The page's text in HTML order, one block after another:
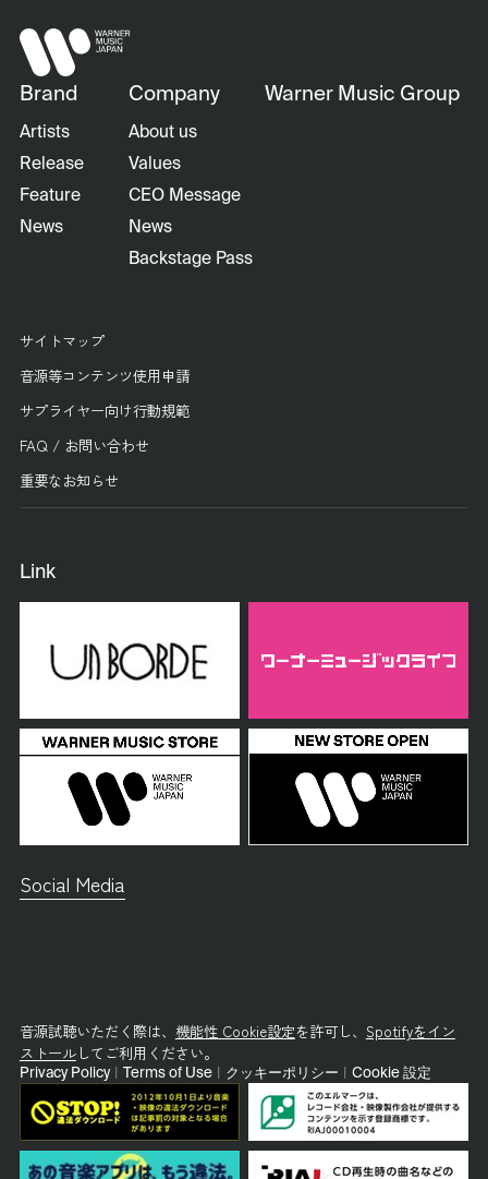
Brand
Artists
Release
Feature
News
Company
About us
Values
CEO Message
News
Backstage Pass
Warner Music Group
サイトマップ
音源等コンテンツ使用申請
サプライヤー向け行動規範
FAQ / お問い合わせ
重要なお知らせ
Link
Social Media
音源試聴いただく際は、 機能性 Cookie設定を許可し、 Spotifyをイン
ストールしてご利用ください。
Privacy Policy Terms of Use クッキーポリシー Cookie 設定